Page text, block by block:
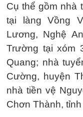
Cụ thể gồm nhà
tại làng Vồng
Lương, Nghệ
Trường tại xóm
Quang; nhà
Cường, huyện
nhà tiền vệ
Chơn Thành,